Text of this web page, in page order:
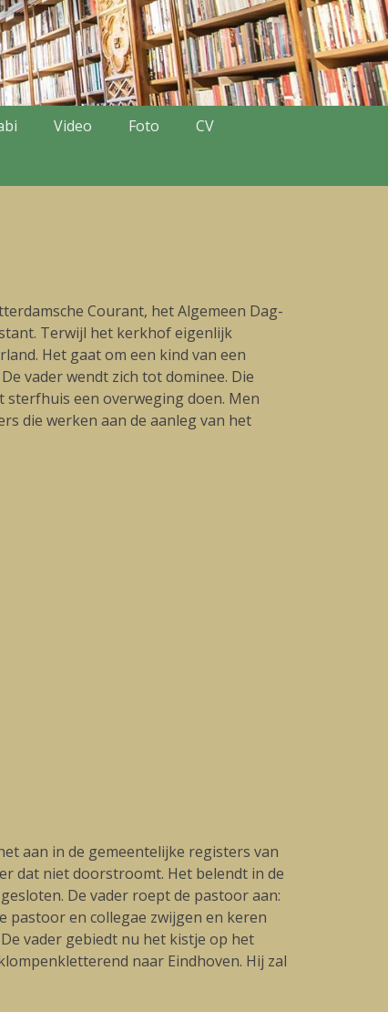
Video Foto
CV
Courant, het Algemeen Dag-
Terwijl het kerkhof eigenlijk
Het gaat om een kind van een
vader wendt zich tot dominee. Die
een overweging doen. Men
die werken aan de aanleg van het
aan in de gemeentelijke registers van
dat niet doorstroomt. Het belendt in de
De vader roept de pastoor aan:
pastoor en collegae zwijgen en keren
vader gebiedt nu het kistje op het
naar Eindhoven. Hij zal